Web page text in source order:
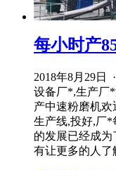
每小时产
2018年8月29日
设备厂*,生产厂
产中速粉磨机
生产线,投好,厂*
的发展已经成为
有让更多的人了